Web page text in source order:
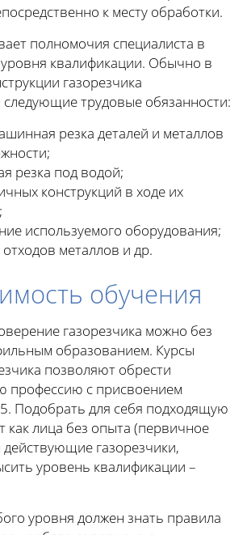
к месту обработки.
полномочия специалиста в
квалификации. Обычно в
газорезчика
трудовые обязанности:
резка деталей и металлов
резка под водой;
конструкций в ходе их
используемого оборудования;
металлов и др.
обучения
газорезчика можно без
образованием. Курсы
позволяют обрести
профессию с присвоением
Подобрать для себя подходящую
как лица без опыта (первичное
действующие газорезчики,
уровень квалификации –
уровня должен знать правила